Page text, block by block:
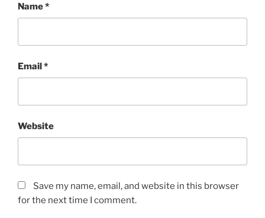
Name*
Email*
Website
Save my name, email, and website in this browser
for the next time I comment.